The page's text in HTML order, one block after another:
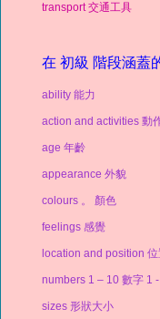
transport 交通工具
在 初級 階段涵蓋
ability 能力
action and activities 動
age 年齡
appearance 外貌
colours 。 顏色
feelings 感覺
location and position
numbers 1 – 10 數字 1
sizes 形狀大小